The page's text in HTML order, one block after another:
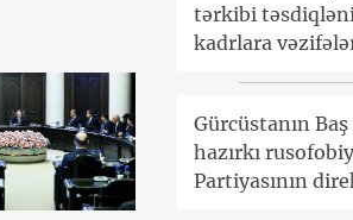
tərkibi
kadrlara
Gürcüstanın
hazırkı
Partiyasının